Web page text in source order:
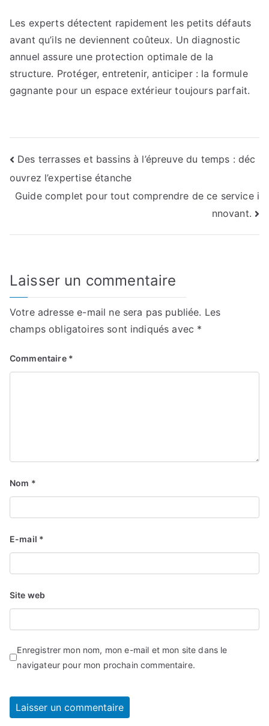
Les experts détectent rapidement les petits défauts
avant qu’ils ne deviennent coûteux. Un diagnostic
annuel assure une protection optimale de la
structure. Protéger, entretenir, anticiper : la formule
gagnante pour un espace extérieur toujours parfait.
Navigation
de
Des terrasses et bassins à l’épreuve du temps : déc
ouvrez l’expertise étanche
Guide complet pour tout comprendre de ce service i
nnovant.
Laisser un commentaire
Votre adresse e-mail ne sera pas publiée. Les
champs obligatoires sont indiqués avec *
Commentaire *
Nom *
E-mail *
Site web
Enregistrer mon nom, mon e-mail et mon site dans le
navigateur pour mon prochain commentaire.